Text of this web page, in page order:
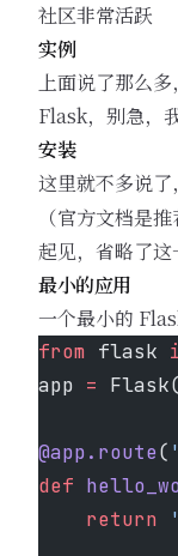
社区非常活跃
实例
上面说了那么
Flask，别急，
安装
这里就不多说了
（官方文档是
起见，省略了这
最小的应用
一个最小的
from flask
app = Flask(
@app.route(
def
    return